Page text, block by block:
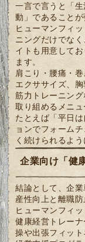
一言で言うと「
動」であることが
ヒューマンフィ
ニングだけでな
イトも用意して
ます。
肩こり・腰痛・
エクササイズ、
筋力トレーニン
取り組めるメニュ
たとえば「平日
ョンでフォーム
く続けられるよ
企業向け「健
結論として、企
産性向上と離職防
ヒューマンフィ
健康経営トレー
操や出張フィッ